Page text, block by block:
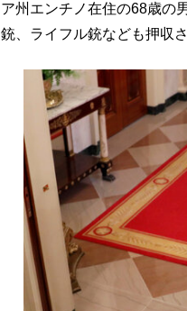
ア州エンチノ在住の68歳の
銃、ライフル銃なども押収さ